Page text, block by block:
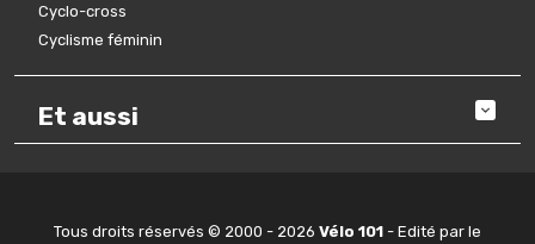
Cyclo-cross
Cyclisme féminin
Et aussi
Tous droits réservés © 2000 - 2026 Vélo 101 - Edité par le